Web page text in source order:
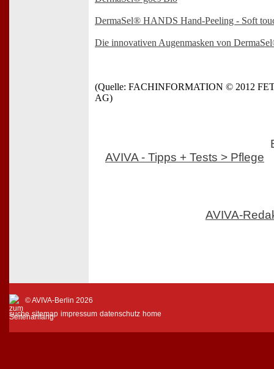
DermaSel® HANDS Hand-Peeling - Soft
Die innovativen Augenmasken von
(Quelle: FACHINFORMATION © 2012
AG)
AVIVA - Tipps + Tests > Pflege
AVIVA-
© AVIVA-Berlin 2026
suche sitemap impressum datenschutz home